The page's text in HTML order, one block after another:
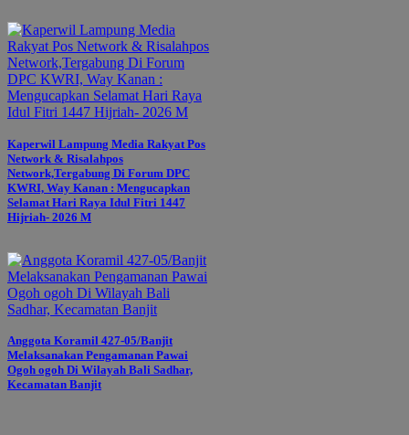
Kaperwil Lampung Media Rakyat Pos
Network & Risalahpos
Network,Tergabung Di Forum DPC
KWRI, Way Kanan : Mengucapkan
Selamat Hari Raya Idul Fitri 1447
Hijriah- 2026 M
Anggota Koramil 427-05/Banjit
Melaksanakan Pengamanan Pawai
Ogoh ogoh Di Wilayah Bali Sadhar,
Kecamatan Banjit